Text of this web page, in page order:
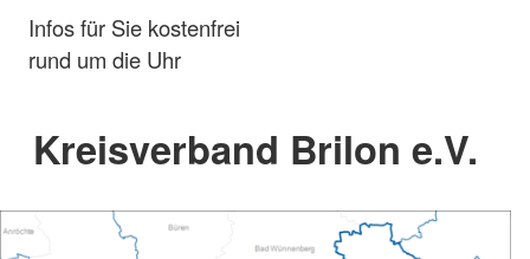
Infos für Sie kostenfrei
rund um die Uhr
Kreisverband Brilon e.V.